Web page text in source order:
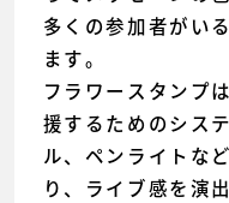
多くの参加者がい
ます。
フラワースタンプ
援するためのシス
ル、ペンライトな
り、ライブ感を演